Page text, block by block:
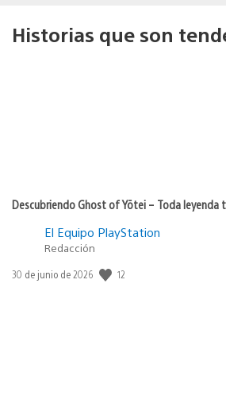
Historias que son
Descubriendo Ghost of Yōtei – Toda leyenda
El Equipo PlayStation
Redacción
Fecha
30 de junio de 2026 12